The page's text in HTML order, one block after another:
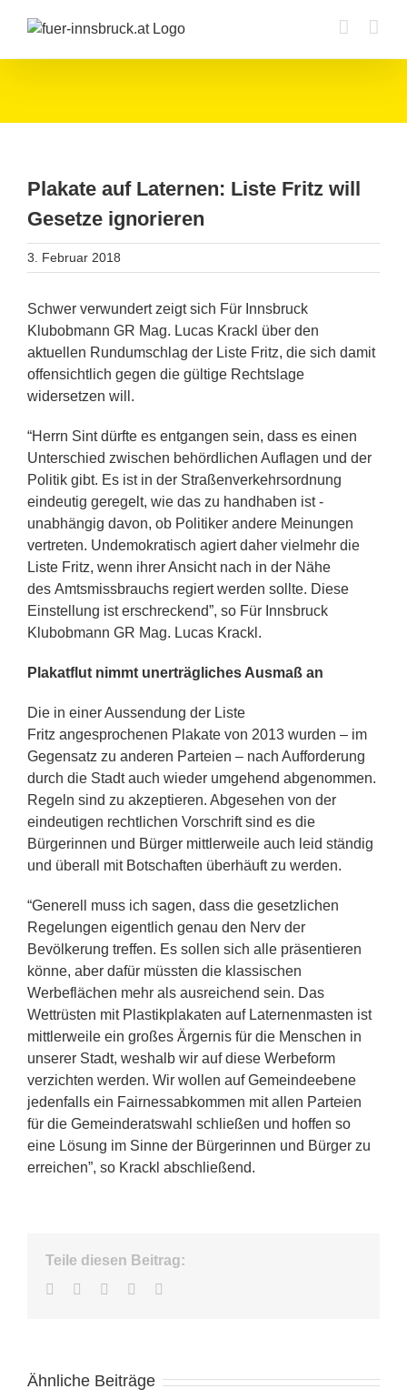
Inhalt
Plakate auf Laternen: Liste Fritz will
Gesetze ignorieren
3. Februar 2018
Schwer verwundert zeigt sich Für Innsbruck
Klubobmann GR Mag. Lucas Krackl über den
aktuellen Rundumschlag der Liste Fritz, die sich damit
offensichtlich gegen die gültige Rechtslage
widersetzen will.
“Herrn Sint dürfte es entgangen sein, dass es einen
Unterschied zwischen behördlichen Auflagen und der
Politik gibt. Es ist in der Straßenverkehrsordnung
eindeutig geregelt, wie das zu handhaben ist -
unabhängig davon, ob Politiker andere Meinungen
vertreten. Undemokratisch agiert daher vielmehr die
Liste Fritz, wenn ihrer Ansicht nach in der Nähe
des Amtsmissbrauchs regiert werden sollte. Diese
Einstellung ist erschreckend”, so Für Innsbruck
Klubobmann GR Mag. Lucas Krackl.
Plakatflut nimmt unerträgliches Ausmaß an
Die in einer Aussendung der Liste
Fritz angesprochenen Plakate von 2013 wurden – im
Gegensatz zu anderen Parteien – nach Aufforderung
durch die Stadt auch wieder umgehend abgenommen.
Regeln sind zu akzeptieren. Abgesehen von der
eindeutigen rechtlichen Vorschrift sind es die
Bürgerinnen und Bürger mittlerweile auch leid ständig
und überall mit Botschaften überhäuft zu werden.
“Generell muss ich sagen, dass die gesetzlichen
Regelungen eigentlich genau den Nerv der
Bevölkerung treffen. Es sollen sich alle präsentieren
könne, aber dafür müssten die klassischen
Werbeflächen mehr als ausreichend sein. Das
Wettrüsten mit Plastikplakaten auf Laternenmasten ist
mittlerweile ein großes Ärgernis für die Menschen in
unserer Stadt, weshalb wir auf diese Werbeform
verzichten werden. Wir wollen auf Gemeindeebene
jedenfalls ein Fairnessabkommen mit allen Parteien
für die Gemeinderatswahl schließen und hoffen so
eine Lösung im Sinne der Bürgerinnen und Bürger zu
erreichen”, so Krackl abschließend.
Teile diesen Beitrag:
Facebook
TwitterLinkedInWhatsApp
Ähnliche Beiträge